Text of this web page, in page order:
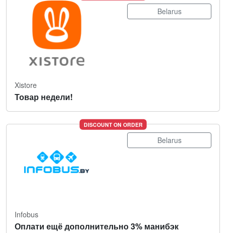
Belarus
Xistore
Товар недели!
DISCOUNT ON ORDER
Belarus
Infobus
Оплати ещё дополнительно 3% манибэк